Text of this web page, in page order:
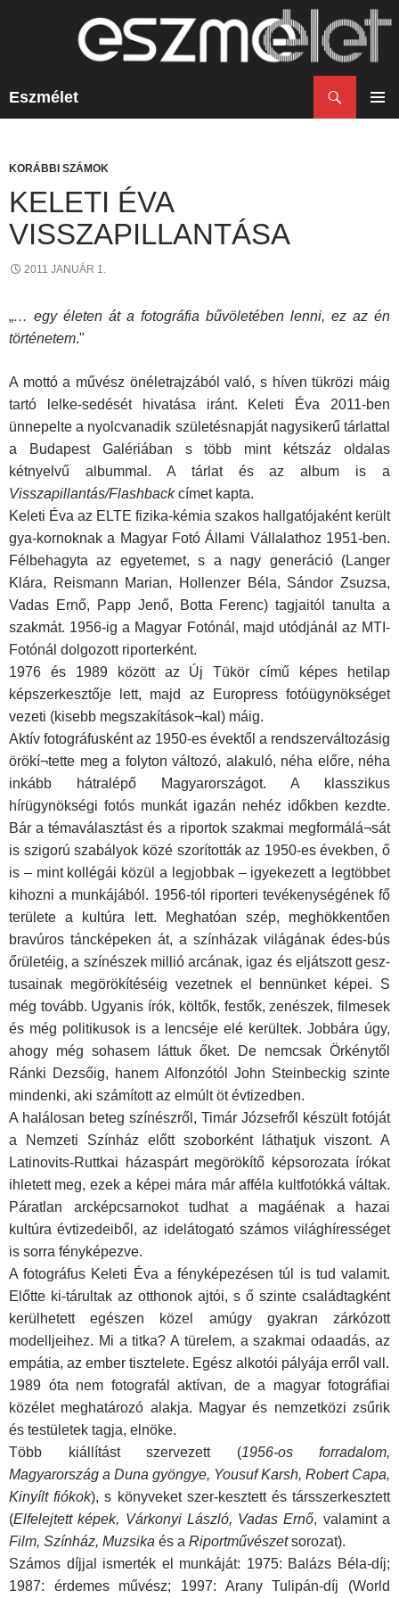
Eszmélet
KORÁBBI SZÁMOK
KELETI ÉVA
VISSZAPILLANTÁSA
2011 JANUÁR 1.
„… egy életen át a fotográfia bűvöletében lenni, ez az én
történetem."
A mottó a művész önéletrajzából való, s híven tükrözi máig
tartó lelke-sedését hivatása iránt. Keleti Éva 2011-ben
ünnepelte a nyolcvanadik születésnapját nagysikerű tárlattal
a Budapest Galériában s több mint kétszáz oldalas
kétnyelvű albummal. A tárlat és az album is a
Visszapillantás/Flashbackcímet kapta.
Keleti Éva az ELTE fizika-kémia szakos hallgatójaként került
gya-kornoknak a Magyar Fotó Állami Vállalathoz 1951-ben.
Félbehagyta az egyetemet, s a nagy generáció (Langer
Klára, Reismann Marian, Hollenzer Béla, Sándor Zsuzsa,
Vadas Ernő, Papp Jenő, Botta Ferenc) tagjaitól tanulta a
szakmát. 1956-ig a Magyar Fotónál, majd utódjánál az MTI-
Fotónál dolgozott riporterként.
1976 és 1989 között az Új Tükör című képes hetilap
képszerkesztője lett, majd az Europress fotóügynökséget
vezeti (kisebb megszakítások¬kal) máig.
Aktív fotográfusként az 1950-es évektől a rendszerváltozásig
örökí¬tette meg a folyton változó, alakuló, néha előre, néha
inkább hátralépő Magyarországot. A klasszikus
hírügynökségi fotós munkát igazán nehéz időkben kezdte.
Bár a témaválasztást és a riportok szakmai megformálá¬sát
is szigorú szabályok közé szorították az 1950-es években, ő
is – mint kollégái közül a legjobbak – igyekezett a legtöbbet
kihozni a munkájából. 1956-tól riporteri tevékenységének fő
területe a kultúra lett. Meghatóan szép, meghökkentően
bravúros táncképeken át, a színházak világának édes-bús
őrületéig, a színészek millió arcának, igaz és eljátszott gesz-
tusainak megörökítéséig vezetnek el bennünket képei. S
még tovább. Ugyanis írók, költők, festők, zenészek, filmesek
és még politikusok is a lencséje elé kerültek. Jobbára úgy,
ahogy még sohasem láttuk őket. De nemcsak Örkénytől
Ránki Dezsőig, hanem Alfonzótól John Steinbeckig szinte
mindenki, aki számított az elmúlt öt évtizedben.
A halálosan beteg színészről, Timár Józsefről készült fotóját
a Nemzeti Színház előtt szoborként láthatjuk viszont. A
Latinovits-Ruttkai házaspárt megörökítő képsorozata írókat
ihletett meg, ezek a képei mára már afféla kultfotókká váltak.
Páratlan arcképcsarnokot tudhat a magáénak a hazai
kultúra évtizedeiből, az idelátogató számos világhírességet
is sorra fényképezve.
A fotográfus Keleti Éva a fényképezésen túl is tud valamit.
Előtte ki-tárultak az otthonok ajtói, s ő szinte családtagként
kerülhetett egészen közel amúgy gyakran zárkózott
modelljeihez. Mi a titka? A türelem, a szakmai odaadás, az
empátia, az ember tisztelete. Egész alkotói pályája erről vall.
1989 óta nem fotografál aktívan, de a magyar fotográfiai
közélet meghatározó alakja. Magyar és nemzetközi zsűrik
és testületek tagja, elnöke.
Több kiállítást szervezett (1956-os forradalom,
Magyarország a Duna gyöngye, Yousuf Karsh, Robert Capa,
Kinyílt fiókok), s könyveket szer-kesztett és társszerkesztett
(Elfelejtett képek, Várkonyi László, Vadas Ernő, valamint a
Film, Színház, Muzsika és a Riportművészetsorozat).
Számos díjjal ismerték el munkáját: 1975: Balázs Béla-díj;
1987: érdemes művész; 1997: Arany Tulipán-díj (World